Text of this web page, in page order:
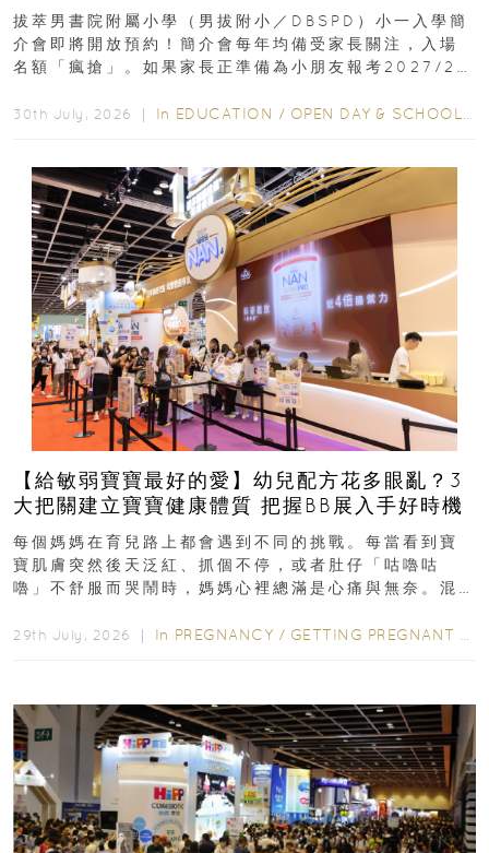
｜更設有網上重溫
拔萃男書院附屬小學（男拔附小／DBSPD）小一入學簡
介會即將開放預約！簡介會每年均備受家長關注，入場
名額「瘋搶」。如果家長正準備為小朋友報考2027/28
30th July, 2026 ｜ In EDUCATION / OPEN DAY & SCHOOL EVENTS
【給敏弱寶寶最好的愛】幼兒配方花多眼亂？3
大把關建立寶寶健康體質 把握BB展入手好時機
每個媽媽在育兒路上都會遇到不同的挑戰。每當看到寶
寶肌膚突然後天泛紅、抓個不停，或者肚仔「咕嚕咕
嚕」不舒服而哭鬧時，媽媽心裡總滿是心痛與無奈。混
29th July, 2026 ｜ In PREGNANCY / GETTING PREGNANT